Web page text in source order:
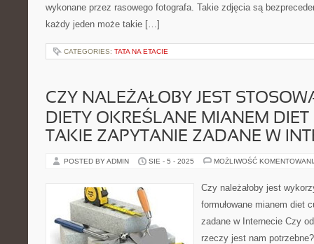
wykonane przez rasowego fotografa. Takie zdjęcia są
każdy jeden może takie […]
CATEGORIES: TATA NA ETACIE
CZY NALEŻAŁOBY JEST
DIETY OKREŚLANE MIANEM
TAKIE ZAPYTANIE ZADANE W
POSTED BY ADMIN SIE - 5 - 2025 MOŻLIWOŚĆ
Czy należałoby jest
formułowane mianem diet
zadane w Internecie Czy
rzeczy jest nam